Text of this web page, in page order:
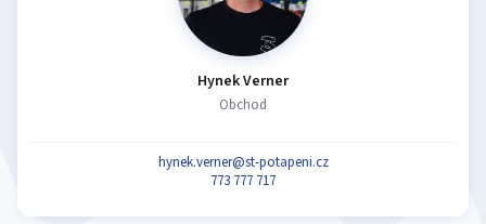
Hynek Verner
Obchod
hynek.verner@st-potapeni.cz
773 777 717